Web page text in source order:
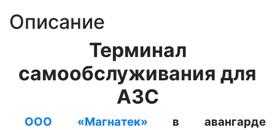
Описание
Терминал
самообслуживания для
АЗС
ООО «Магнатек» в авангарде